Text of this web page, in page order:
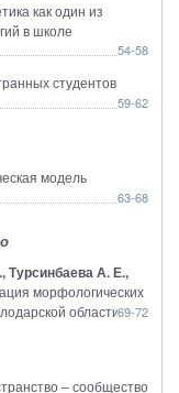
как один из
в школе
54-58
студентов
59-62
модель
63-68
Турсинбаева А. Е.,
морфологических
области69-72
– сообщество